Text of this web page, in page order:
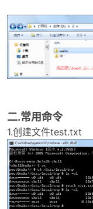
jie.
二.常用命令
1.创建文件test.txt